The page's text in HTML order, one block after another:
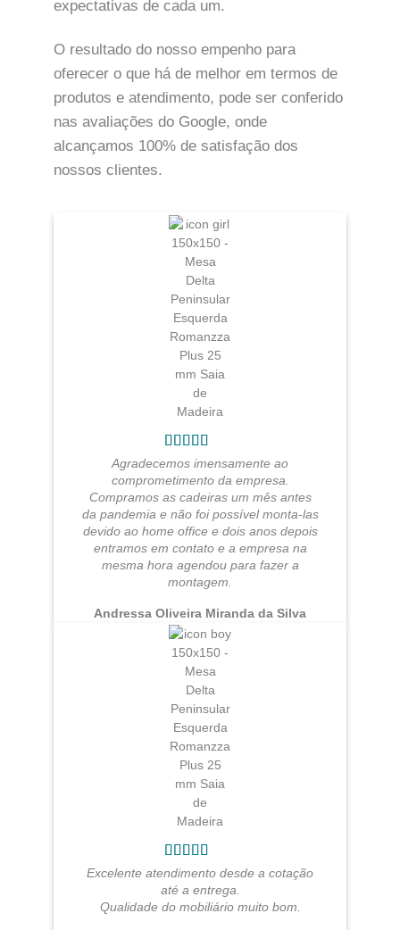
expectativas de cada um.
O resultado do nosso empenho para
oferecer o que há de melhor em termos de
produtos e atendimento, pode ser conferido
nas avaliações do Google, onde
alcançamos 100% de satisfação dos
nossos clientes.
Agradecemos imensamente ao
comprometimento da empresa.
Compramos as cadeiras um mês antes
da pandemia e não foi possível monta-las
devido ao home office e dois anos depois
entramos em contato e a empresa na
mesma hora agendou para fazer a
montagem.
Andressa Oliveira Miranda da Silva
Excelente atendimento desde a cotação
até a entrega.
Qualidade do mobiliário muito bom.